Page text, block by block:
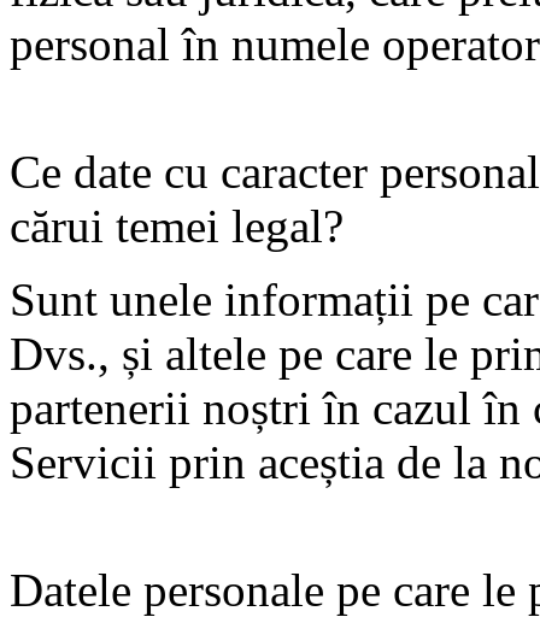
personal în numele
Ce date cu caracter
cărui temei legal?
Sunt unele informații pe
Dvs., și altele pe care le
partenerii noștri în cazul în
Servicii prin aceștia de la
Datele personale pe care